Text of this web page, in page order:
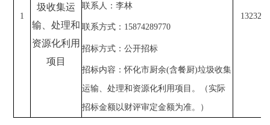
1
圾收集运
输、处理和
资源化利用
项目
联系人：李林
联系方式： 15874289770
招标方式：公开招标
招标内容：怀化市厨余(含餐厨)垃圾收集
运输、处理和资源化利用项目。（实际
招标金额以财评审定金额为准。）
13232